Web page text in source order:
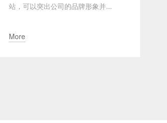
站，可以突出公司的品牌形象并...
More